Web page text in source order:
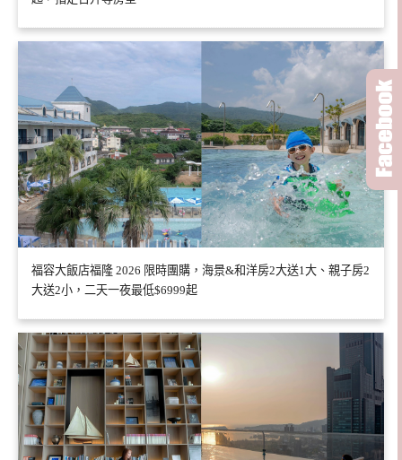
福容大飯店福隆 2026 限時團購，海景&和洋房2大送1大、親子房2
大送2小，二天一夜最低$6999起